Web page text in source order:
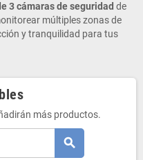
3 cámaras de seguridad de
múltiples zonas de
y tranquilidad para tus
más productos.
search